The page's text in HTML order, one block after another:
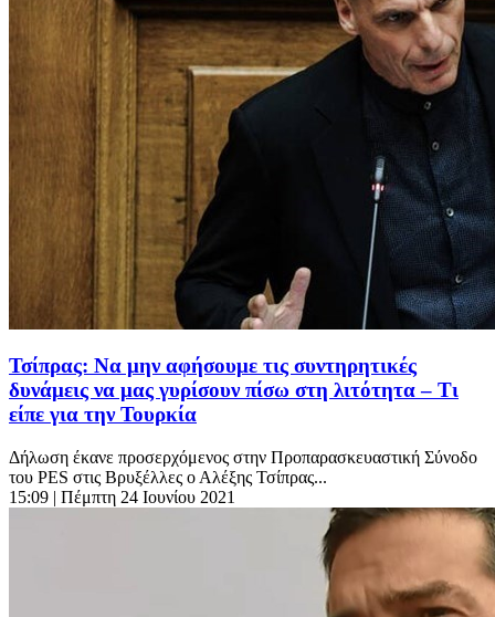
Τσίπρας: Να μην αφήσουμε τις συντηρητικές
δυνάμεις να μας γυρίσουν πίσω στη λιτότητα – Τι
είπε για την Τουρκία
Δήλωση έκανε προσερχόμενος στην Προπαρασκευαστική Σύνοδο
του PES στις Βρυξέλλες ο Αλέξης Τσίπρας...
15:09 | Πέμπτη 24 Ιουνίου 2021